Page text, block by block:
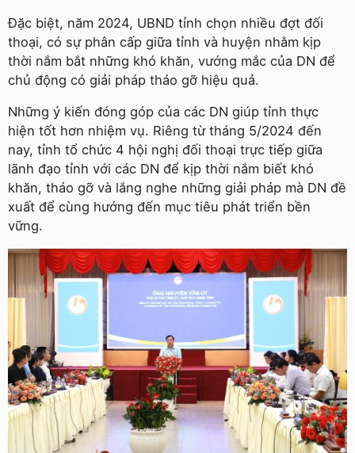
Đặc biệt, năm 2024, UBND tỉnh chọn nhiều đợt đối
thoại, có sự phân cấp giữa tỉnh và huyện nhằm kịp
thời nắm bắt những khó khăn, vướng mắc của DN để
chủ động có giải pháp tháo gỡ hiệu quả.
Những ý kiến đóng góp của các DN giúp tỉnh thực
hiện tốt hơn nhiệm vụ. Riêng từ tháng 5/2024 đến
nay, tỉnh tổ chức 4 hội nghị đối thoại trực tiếp giữa
lãnh đạo tỉnh với các DN để kịp thời nắm biết khó
khăn, tháo gỡ và lắng nghe những giải pháp mà DN đề
xuất để cùng hướng đến mục tiêu phát triển bền
vững.